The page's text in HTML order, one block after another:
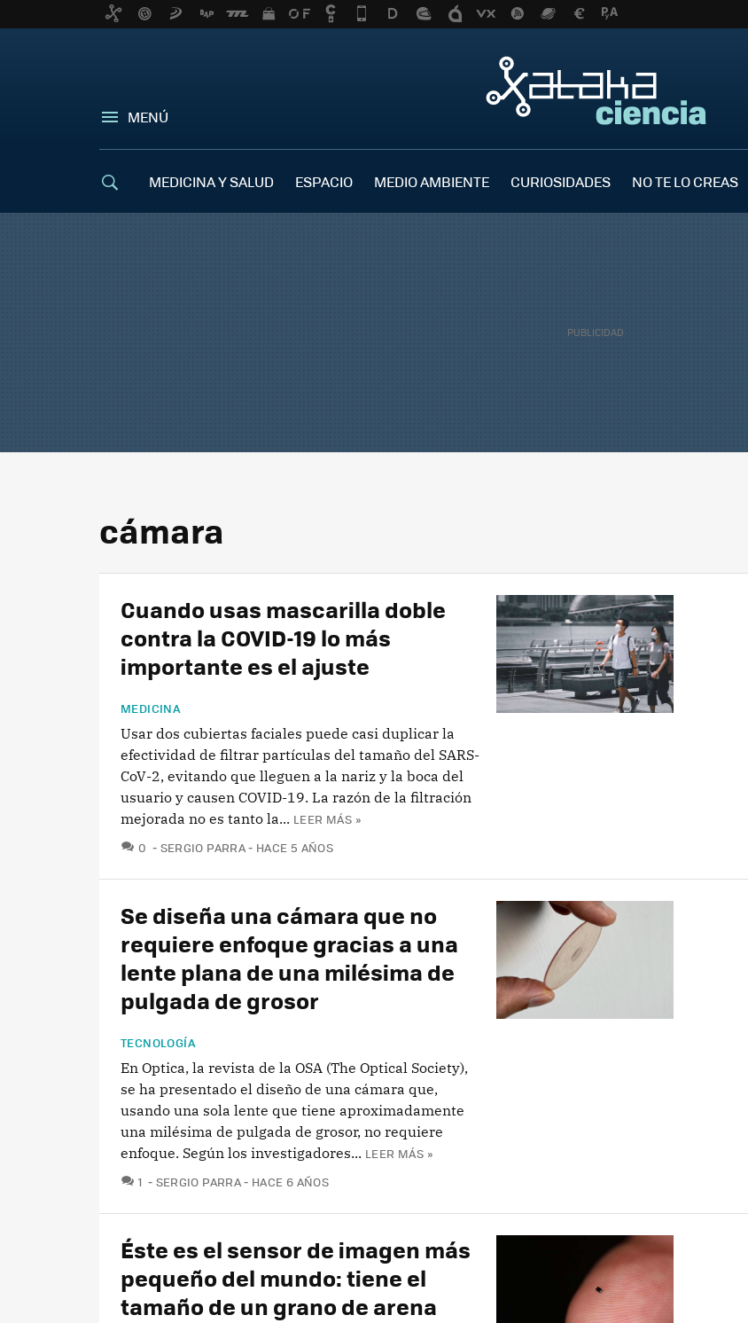
MENÚ
MEDICINA Y SALUD ESPACIO MEDIO AMBIENTE CURIOSIDADES NO TE LO CREAS
cámara
Cuando usas mascarilla doble
contra la COVID-19 lo más
importante es el ajuste
MEDICINA
Usar dos cubiertas faciales puede casi duplicar la
efectividad de filtrar partículas del tamaño del SARS-
CoV-2, evitando que lleguen a la nariz y la boca del
usuario y causen COVID-19. La razón de la filtración
mejorada no es tanto la... LEER MÁS »
0 COMENTARIOS
SERGIO PARRA HACE 5 AÑOS
Se diseña una cámara que no
requiere enfoque gracias a una
lente plana de una milésima de
pulgada de grosor
TECNOLOGÍA
En Optica, la revista de la OSA (The Optical Society),
se ha presentado el diseño de una cámara que,
usando una sola lente que tiene aproximadamente
una milésima de pulgada de grosor, no requiere
enfoque. Según los investigadores... LEER MÁS »
1 COMENTARIOS
SERGIO PARRA HACE 6 AÑOS
Éste es el sensor de imagen más
pequeño del mundo: tiene el
tamaño de un grano de arena